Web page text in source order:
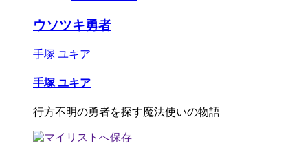
ウソツキ勇者
手塚 ユキア
手塚 ユキア
行方不明の勇者を探す魔法使いの物語